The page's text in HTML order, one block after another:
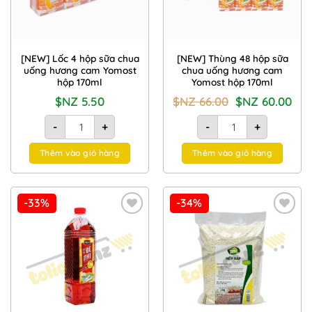
[NEW] Lốc 4 hộp sữa chua
uống hương cam Yomost
hộp 170ml
$NZ 5.50
-
[NEW] Lốc 4 hộp sữa chua uống hương cam Yomost hộp
+
Thêm vào giỏ hàng
[NEW] Thùng 48 hộp sữa
chua uống hương cam
Yomost hộp 170ml
$NZ66.00 Giá
gốc
là:
$NZ
66.00.
$NZ 60.00Giá
hiện
-
[NEW] Thùng 48 hộp
+
Thêm vào giỏ hàng
-33%
Wishlist
-34%
Add to
Wishlist